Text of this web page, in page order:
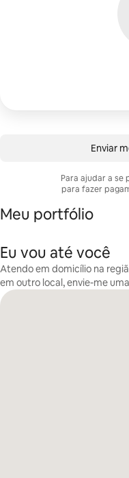
Enviar
Para ajudar a se
para fazer
Meu portfólio
Eu vou até você
Atendo em domicílio na
em outro local, envie-me